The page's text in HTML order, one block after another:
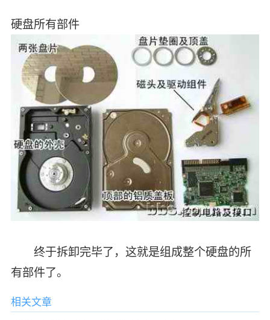
硬盘所有部件
终于拆卸完毕了，这就是组成整个硬盘的所
有部件了。
相关文章